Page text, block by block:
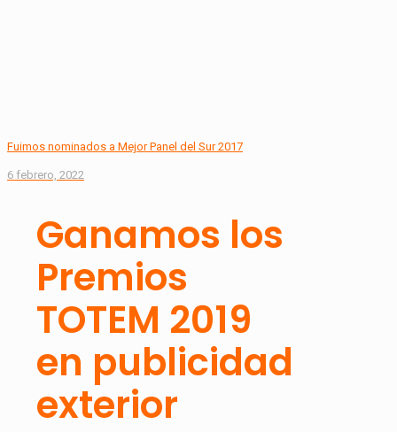
Fuimos nominados a Mejor Panel del Sur 2017
6 febrero, 2022
Ganamos los
Premios
TOTEM 2019
en publicidad
exterior